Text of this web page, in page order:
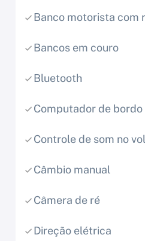
Banco motorista com
Bancos em couro
Bluetooth
Computador de bordo
Controle de som no
Câmbio manual
Câmera de ré
Direção elétrica